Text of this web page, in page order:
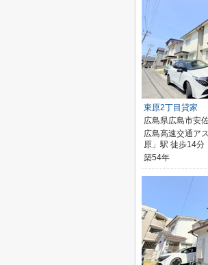
東原2丁目貸家
広島県広島市安
広島高速交通ア
原」駅 徒歩14分
築54年